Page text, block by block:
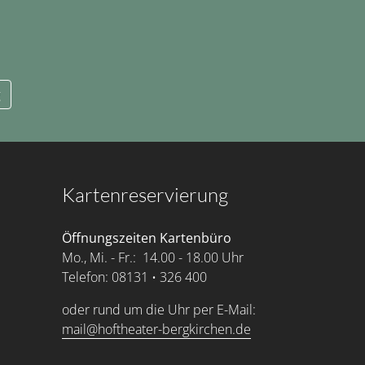
Kartenreservierung
Öffnungszeiten Kartenbüro
Mo., Mi. - Fr.: 14.00 - 18.00 Uhr
Telefon: 08131 • 326 400
oder rund um die Uhr per E-Mail:
mail@hoftheater-bergkirchen.de